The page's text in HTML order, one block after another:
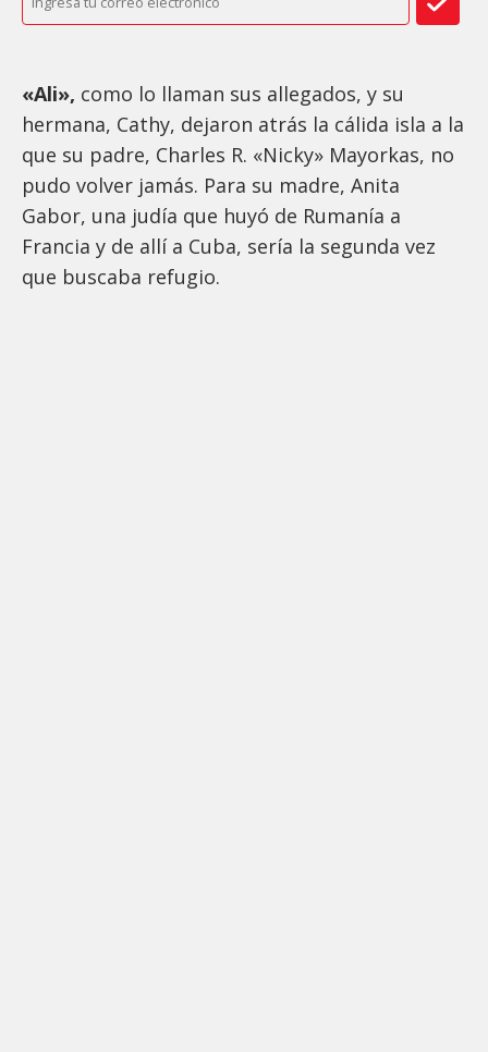
«Ali», como lo llaman sus allegados, y su
hermana, Cathy, dejaron atrás la cálida isla a la
que su padre, Charles R. «Nicky» Mayorkas, no
pudo volver jamás. Para su madre, Anita
Gabor, una judía que huyó de Rumanía a
Francia y de allí a Cuba, sería la segunda vez
que buscaba refugio.